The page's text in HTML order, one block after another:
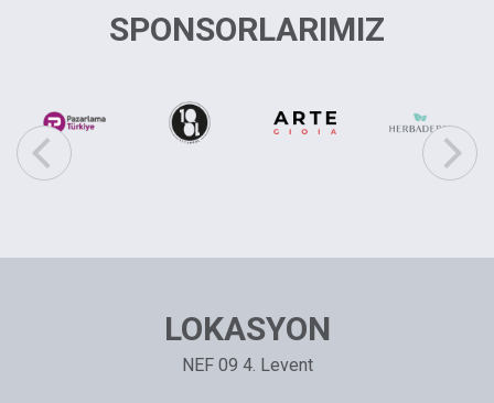
SPONSORLARIMIZ
LOKASYON
NEF 09 4. Levent